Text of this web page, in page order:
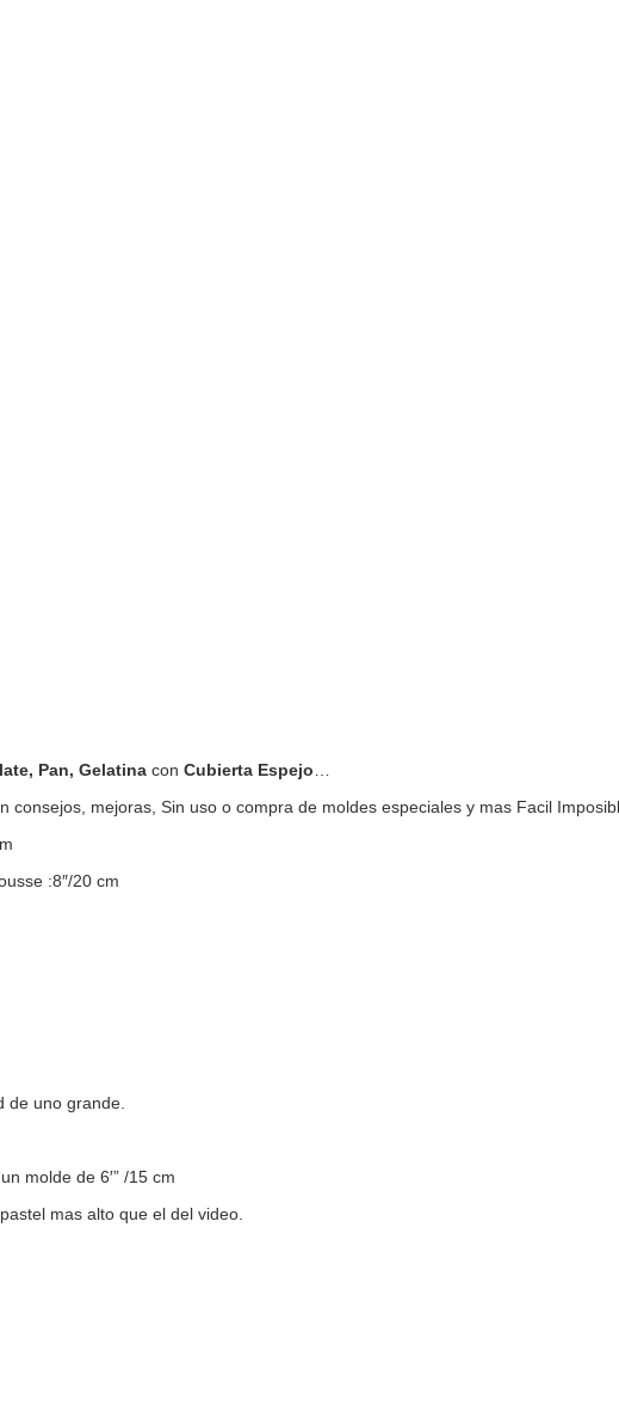
Pan, Gelatina con Cubierta Espejo
consejos, mejoras, Sin uso o compra de moldes especiales y mas Facil
:8″/20 cm
de uno grande.
molde de 6′” /15 cm
mas alto que el del video.